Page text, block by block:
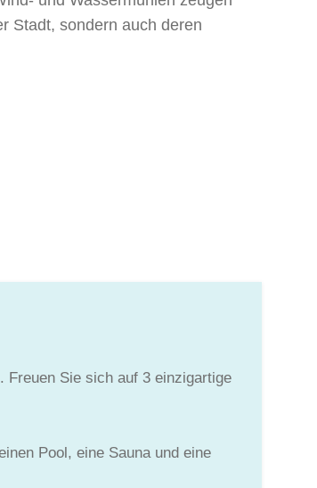
Stadt, sondern auch deren
Freuen Sie sich auf 3 einzigartige
Pool, eine Sauna und eine